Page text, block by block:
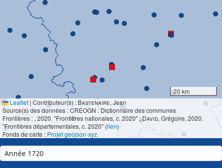
20 km
Leaflet | Contributeur(s) :Bastenaire, Jean
Source(s) des données : CREOGN : Dictionnaire des communes
Frontières : , 2020. "Frontières nationales, c. 2020" ;David, Grégoire, 2020.
"Frontières départementales, c. 2020" (lien)
Fonds de carte : Projet geojson-xyz